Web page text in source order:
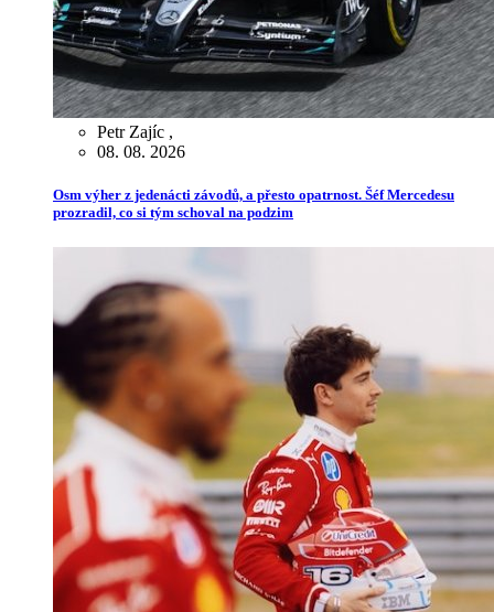
Petr Zajíc ,
08. 08. 2026
Osm výher z jedenácti závodů, a přesto opatrnost. Šéf Mercedesu
prozradil, co si tým schoval na podzim